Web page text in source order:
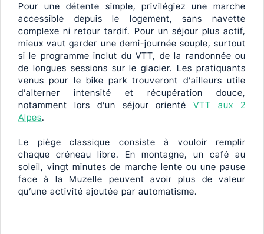
Pour une détente simple, privilégiez une marche
accessible depuis le logement, sans navette
complexe ni retour tardif. Pour un séjour plus actif,
mieux vaut garder une demi-journée souple, surtout
si le programme inclut du VTT, de la randonnée ou
de longues sessions sur le glacier. Les pratiquants
venus pour le bike park trouveront d’ailleurs utile
d’alterner intensité et récupération douce,
notamment lors d’un séjour orientéVTT aux 2
Alpes.
Le piège classique consiste à vouloir remplir
chaque créneau libre. En montagne, un café au
soleil, vingt minutes de marche lente ou une pause
face à la Muzelle peuvent avoir plus de valeur
qu’une activité ajoutée par automatisme.